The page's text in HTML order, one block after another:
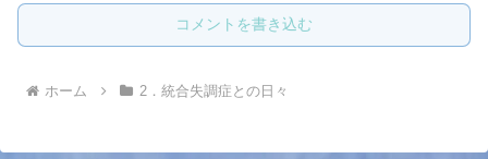
コメントを書き込む
ホーム 2．統合失調症との日々